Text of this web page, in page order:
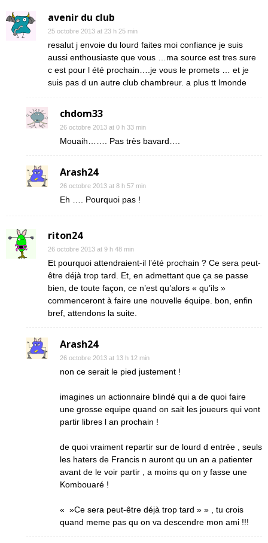
avenir du club
25 octobre 2013 at 23 h 25 min
resalut j envoie du lourd faites moi confiance je suis
aussi enthousiaste que vous …ma source est tres sure
c est pour l été prochain….je vous le promets … et je
suis pas d un autre club chambreur. a plus tt lmonde
chdom33
26 octobre 2013 at 0 h 33 min
Mouaih……. Pas très bavard….
Arash24
26 octobre 2013 at 8 h 57 min
Eh …. Pourquoi pas !
riton24
26 octobre 2013 at 9 h 48 min
Et pourquoi attendraient-il l’été prochain ? Ce sera peut-
être déjà trop tard. Et, en admettant que ça se passe
bien, de toute façon, ce n’est qu’alors « qu’ils »
commenceront à faire une nouvelle équipe. bon, enfin
bref, attendons la suite.
Arash24
26 octobre 2013 at 13 h 12 min
non ce serait le pied justement !
imagines un actionnaire blindé qui a de quoi faire
une grosse equipe quand on sait les joueurs qui vont
partir libres l an prochain !
de quoi vraiment repartir sur de lourd d entrée , seuls
les haters de Francis n auront qu un an a patienter
avant de le voir partir , a moins qu on y fasse une
Kombouaré !
« »Ce sera peut-être déjà trop tard » » , tu crois
quand meme pas qu on va descendre mon ami !!!